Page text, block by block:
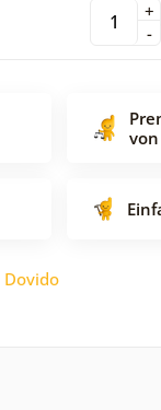
-
+
von
Dovido